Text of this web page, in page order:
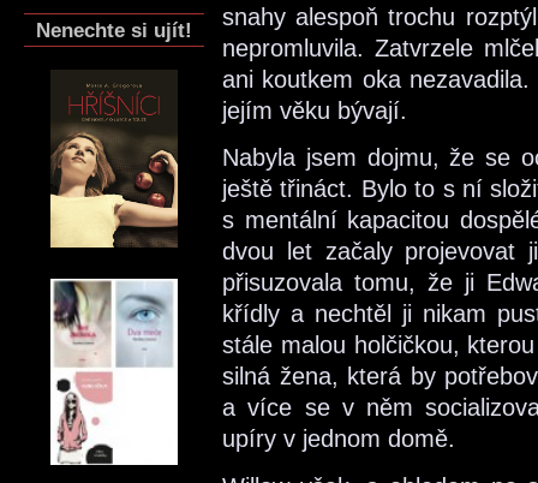
Nenechte si ujít!
snahy alespoň trochu
nepromluvila. Zatvrzele
ani koutkem oka
jejím věku bývají.
Nabyla jsem dojmu, že se
ještě třináct. Bylo to s ní
s mentální kapacitou
dvou let začaly projevovat
přisuzovala tomu, že ji
křídly a nechtěl ji nikam
stále malou holčičkou,
silná žena, která by
a více se v něm
upíry v jednom domě.